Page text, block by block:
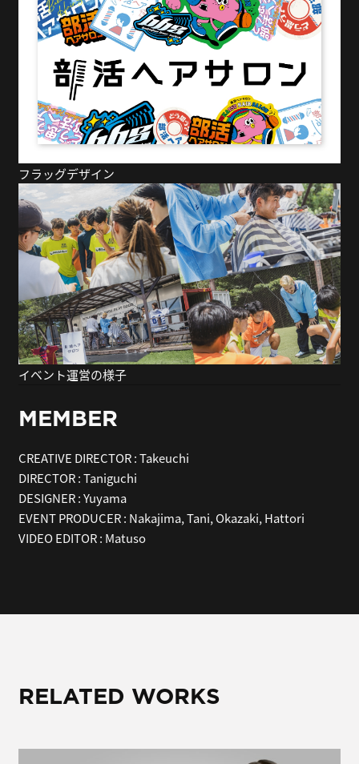
フラッグデザイン
イベント運営の様子
MEMBER
CREATIVE DIRECTOR:Takeuchi
DIRECTOR:Taniguchi
DESIGNER:Yuyama
EVENT PRODUCER: Nakajima, Tani, Okazaki, Hattori
VIDEO EDITOR: Matuso
RELATED WORKS